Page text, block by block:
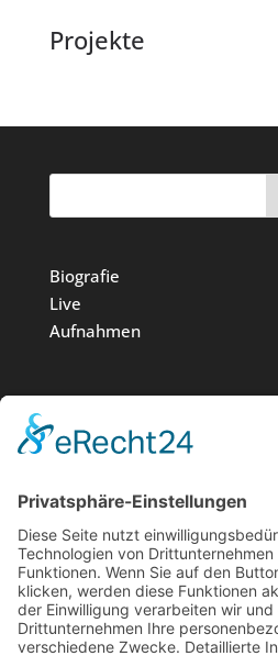
Projekte
Biografie
Live
Aufnahmen
Medien
News
Kontakt
Impressum